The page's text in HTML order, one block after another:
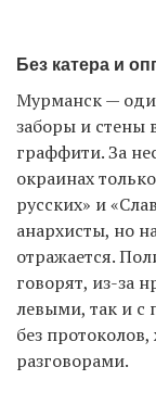
Без катера и
Мурманск —
заборы и стены
граффити. За
окраинах
русских» и
анархисты, но
отражается.
говорят, из-за
левыми, так и
без
разговорами.